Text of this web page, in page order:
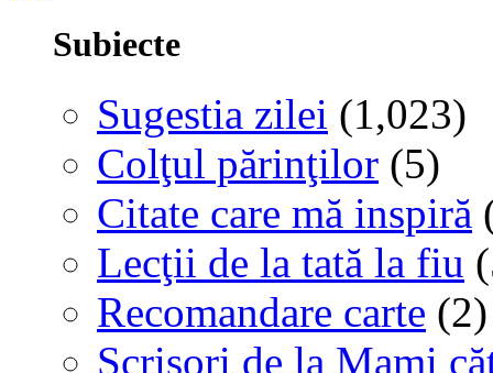
Subiecte
Sugestia zilei (1,023)
Colţul părinţilor (5)
Citate care mă inspiră
Lecţii de la tată la fiu
Recomandare carte (2)
Scrisori de la Mami